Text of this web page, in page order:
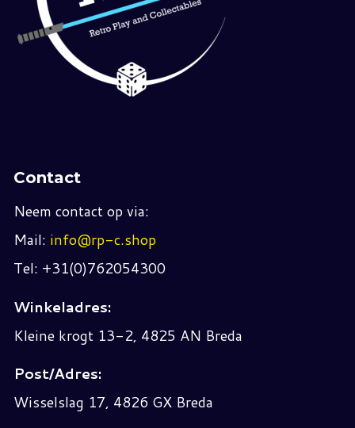
Contact
Neem contact op via:
Mail: info@rp-c.shop
Tel: +31(0)762054300
Winkeladres:
Kleine krogt 13-2, 4825 AN Breda
Post/Adres:
Wisselslag 17, 4826 GX Breda